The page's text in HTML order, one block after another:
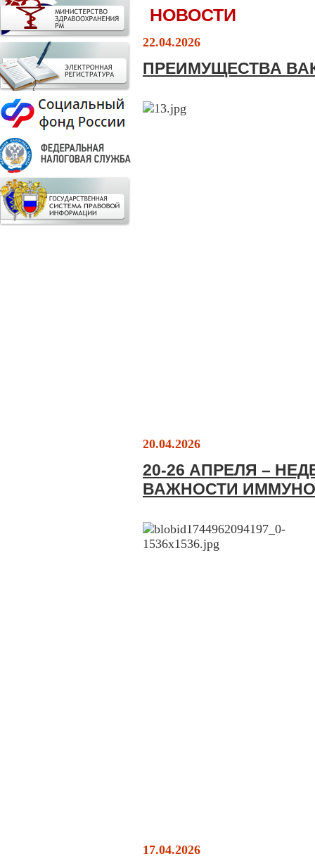
НОВОСТИ
22.04.2026
ПРЕИМУЩЕСТВА
20.04.2026
20-26 АПРЕЛЯ –
ВАЖНОСТИ
17.04.2026